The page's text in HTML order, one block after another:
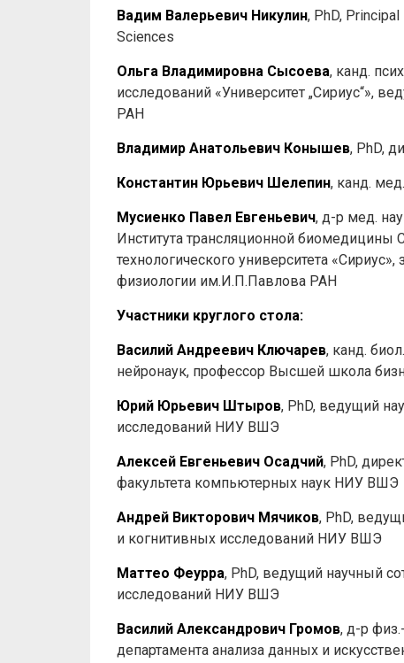
Вадим Валерьевич Никулин, PhD,
Sciences
Ольга Владимировна Сысоева, канд.
исследований «Университет „Сириус“»,
РАН
Владимир Анатольевич Конышев, PhD,
Константин Юрьевич Шелепин, канд.
Мусиенко Павел Евгеньевич, д-р мед.
Института трансляционной биомедицины
технологического университета
физиологии им.И.П.Павлова РАН
Участники круглого стола:
Василий Андреевич Ключарев, канд.
нейронаук, профессор Высшей школа
Юрий Юрьевич Штыров, PhD, ведущий
исследований НИУ ВШЭ
Алексей Евгеньевич Осадчий, PhD,
факультета компьютерных наук НИУ ВШЭ
Андрей Викторович Мячиков, PhD,
и когнитивных исследований НИУ ВШЭ
Маттео Феурра, PhD, ведущий научный
исследований НИУ ВШЭ
Василий Александрович Громов, д-р
департамента анализа данных и